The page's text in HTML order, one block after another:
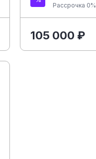
Рассрочка 0%
105 000 ₽